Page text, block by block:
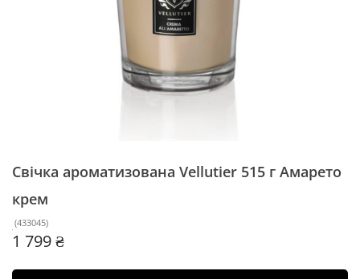
Свічка ароматизована Vellutier 515 г Амарето
крем
(433045)
1 799 ₴